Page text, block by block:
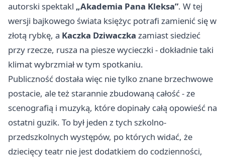
autorski spektakl „Akademia Pana Kleksa”. W tej
wersji bajkowego świata księżyc potrafi zamienić się w
złotą rybkę, a Kaczka Dziwaczka zamiast siedzieć
przy rzecze, rusza na piesze wycieczki - dokładnie taki
klimat wybrzmiał w tym spotkaniu.
Publiczność dostała więc nie tylko znane brzechwowe
postacie, ale też starannie zbudowaną całość - ze
scenografią i muzyką, które dopinały całą opowieść na
ostatni guzik. To był jeden z tych szkolno-
przedszkolnych występów, po których widać, że
dziecięcy teatr nie jest dodatkiem do codzienności,